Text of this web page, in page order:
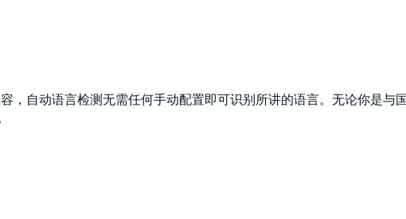
，自动语言检测无需任何手动配置即可识别所讲的语言。无论你是与